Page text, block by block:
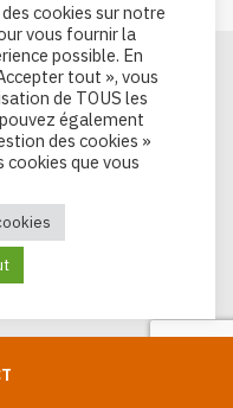
cookies sur notre
vous fournir la
possible. En
tout », vous
de TOUS les
également
des cookies »
cookies que vous